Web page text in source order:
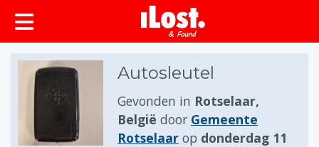
Autosleutel
Gevonden in Rotselaar,
België door Gemeente
Rotselaar op donderdag 11